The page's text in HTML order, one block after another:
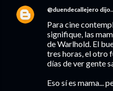
@duendecallejero
Para cine
signifique, las
de Warlhold. El
tres horas, el otro
días de ver gente
Eso sí es mama...